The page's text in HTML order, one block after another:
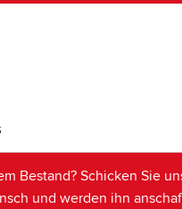
Bestand? Schicken Sie
und werden ihn